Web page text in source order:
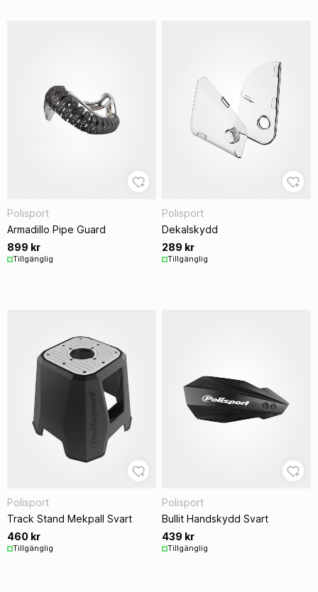
Polisport
Armadillo Pipe Guard
899 kr
Tillgänglig
Polisport
Dekalskydd
289 kr
Tillgänglig
Polisport
Track Stand Mekpall Svart
460 kr
Tillgänglig
Polisport
Bullit Handskydd Svart
439 kr
Tillgänglig